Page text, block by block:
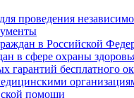
проведения
в Российской
в сфере охраны
гарантий бесплатного
помощи